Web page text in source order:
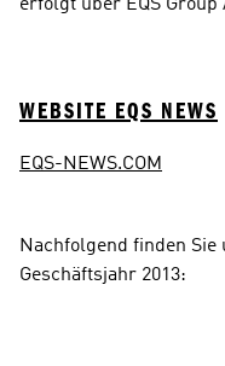
erfolgt über EQS Group
WEBSITE EQS NEWS
EQS-NEWS.COM
Nachfolgend finden
Geschäftsjahr 2013: